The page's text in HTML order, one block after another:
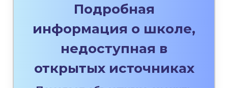
Подробная
информация о школе,
недоступная в
открытых источниках